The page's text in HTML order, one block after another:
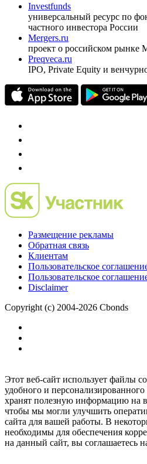
Investfunds
универсальный ресурс по
частного инвестора России
Mergers.ru
проект о российском рынке
Preqveca.ru
IPO, Private Equity и
Размещение рекламы
Обратная связь
Клиентам
Пользовательское
Пользовательское
Disclaimer
Copyright (c) 2004-2026 Cbonds
Этот веб-сайт использует файлы
удобного и
хранят полезную информацию на
чтобы мы могли улучшить
сайта для вашей работы. В
необходимы для обеспечения
на данный сайт, вы соглашаетесь